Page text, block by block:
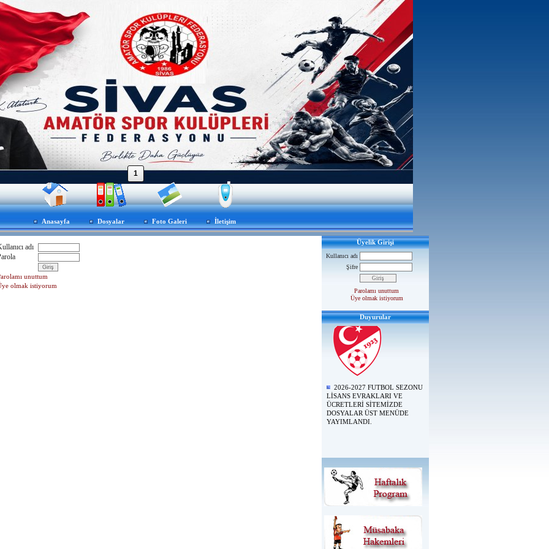
1
Anasayfa Dosyalar Foto Galeri İletişim
adı
unuttum
olmak istiyorum
Üyelik Girişi
Kullanıcı adı
Şifre
Parolamı unuttum
Üye olmak istiyorum
Duyurular
2026-2027 FUTBOL SEZONU
LİSANS EVRAKLARI VE
ÜCRETLERİ SİTEMİZDE
DOSYALAR ÜST MENÜDE
YAYIMLANDI.